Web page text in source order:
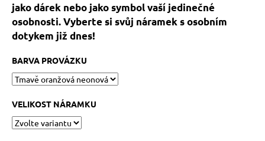
jako dárek nebo jako symbol vaší jedinečné
osobnosti. Vyberte si svůj náramek s osobním
dotykem již dnes!
BARVA PROVÁZKU
VELIKOST NÁRAMKU
D
o
p
o
r
u
u
j
e